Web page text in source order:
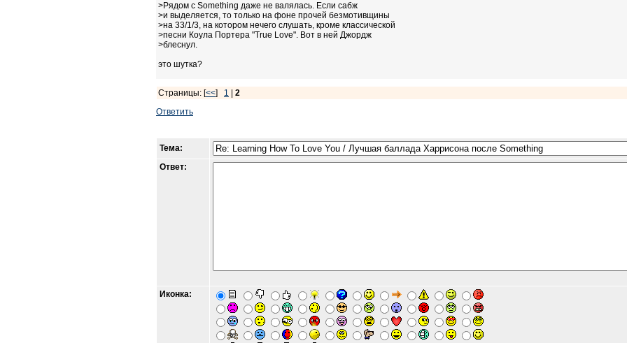
>Рядом с Something даже не валялась. Если сабж
>и выделяется, то только на фоне прочей безмотивщины
>на 33/1/3, на котором нечего слушать, кроме классической
>песни Коула Портера "True Love". Вот в ней Джордж
>блеснул.
это шутка?
Страницы: [<<] 1
2
Ответить
Тема:
Ответ:
Иконка: